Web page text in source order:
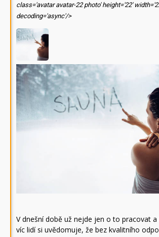
class='avatar avatar-22 photo' height='22'
decoding='async'/>
V dnešní době už nejde jen o to pracovat a
víc lidí si uvědomuje, že bez kvalitního